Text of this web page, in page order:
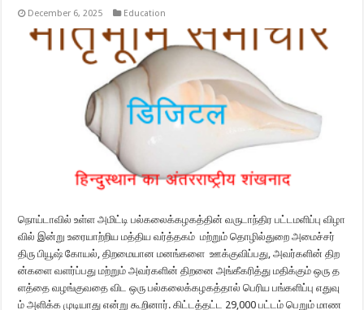
December 6, 2025 Education
நொய்டாவில் உள்ள அமிட்டி பல்கலைக்கழகத்தின் வருடாந்திர பட்டமளிப்பு விழா
வில் இன்று உரையாற்றிய மத்திய வர்த்தகம் மற்றும் தொழில்துறை அமைச்சர்
திரு பியூஷ் கோயல், திறமையான மனங்களை ஊக்குவிப்பது, அவர்களின் திற
ன்களை வளர்ப்பது மற்றும் அவர்களின் திறனை அங்கீகரித்து மதிக்கும் ஒரு த
ளத்தை வழங்குவதை விட ஒரு பல்கலைக்கழகத்தால் பெரிய பங்களிப்பு எதுவு
ம் அளிக்க முடியாது என்று கூறினார். கிட்டத்தட்ட 29,000 பட்டம் பெறும் மாண